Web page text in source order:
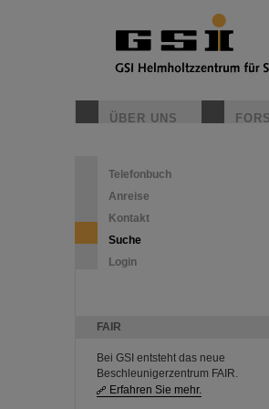
ÜBER UNS
Telefonbuch
Anreise
Kontakt
Suche
Login
FAIR
Bei GSI entsteht das neue
Beschleunigerzentrum FAIR.
Erfahren Sie mehr.